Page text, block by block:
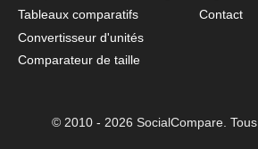
Tableaux comparatifs
Convertisseur d'unités
Comparateur de taille
Contact
© 2010 - 2026 SocialCompare.